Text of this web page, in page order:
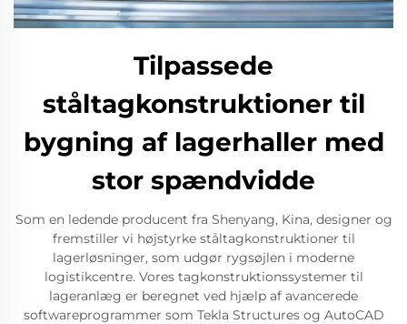
Tilpassede
ståltagkonstruktioner til
bygning af lagerhaller med
stor spændvidde
Som en ledende producent fra Shenyang, Kina, designer og
fremstiller vi højstyrke ståltagkonstruktioner til
lagerløsninger, som udgør rygsøjlen i moderne
logistikcentre. Vores tagkonstruktionssystemer til
lageranlæg er beregnet ved hjælp af avancerede
softwareprogrammer som Tekla Structures og AutoCAD